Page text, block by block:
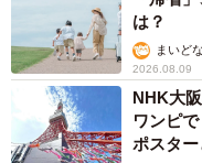
は？
まいど
2026.08.09
NHK大
ワンピ
ポスタ